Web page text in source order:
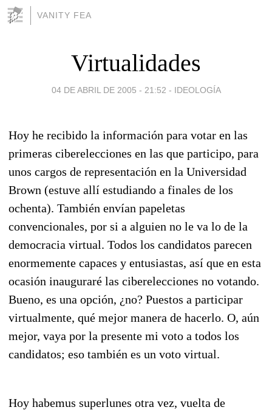
VANITY FEA
Virtualidades
04 DE ABRIL DE 2005 - 21:52 - IDEOLOGÍA
Hoy he recibido la información para votar en las
primeras ciberelecciones en las que participo, para
unos cargos de representación en la Universidad
Brown (estuve allí estudiando a finales de los
ochenta). También envían papeletas
convencionales, por si a alguien no le va lo de la
democracia virtual. Todos los candidatos parecen
enormemente capaces y entusiastas, así que en esta
ocasión inauguraré las ciberelecciones no votando.
Bueno, es una opción, ¿no? Puestos a participar
virtualmente, qué mejor manera de hacerlo. O, aún
mejor, vaya por la presente mi voto a todos los
candidatos; eso también es un voto virtual.
Hoy habemus superlunes otra vez, vuelta de